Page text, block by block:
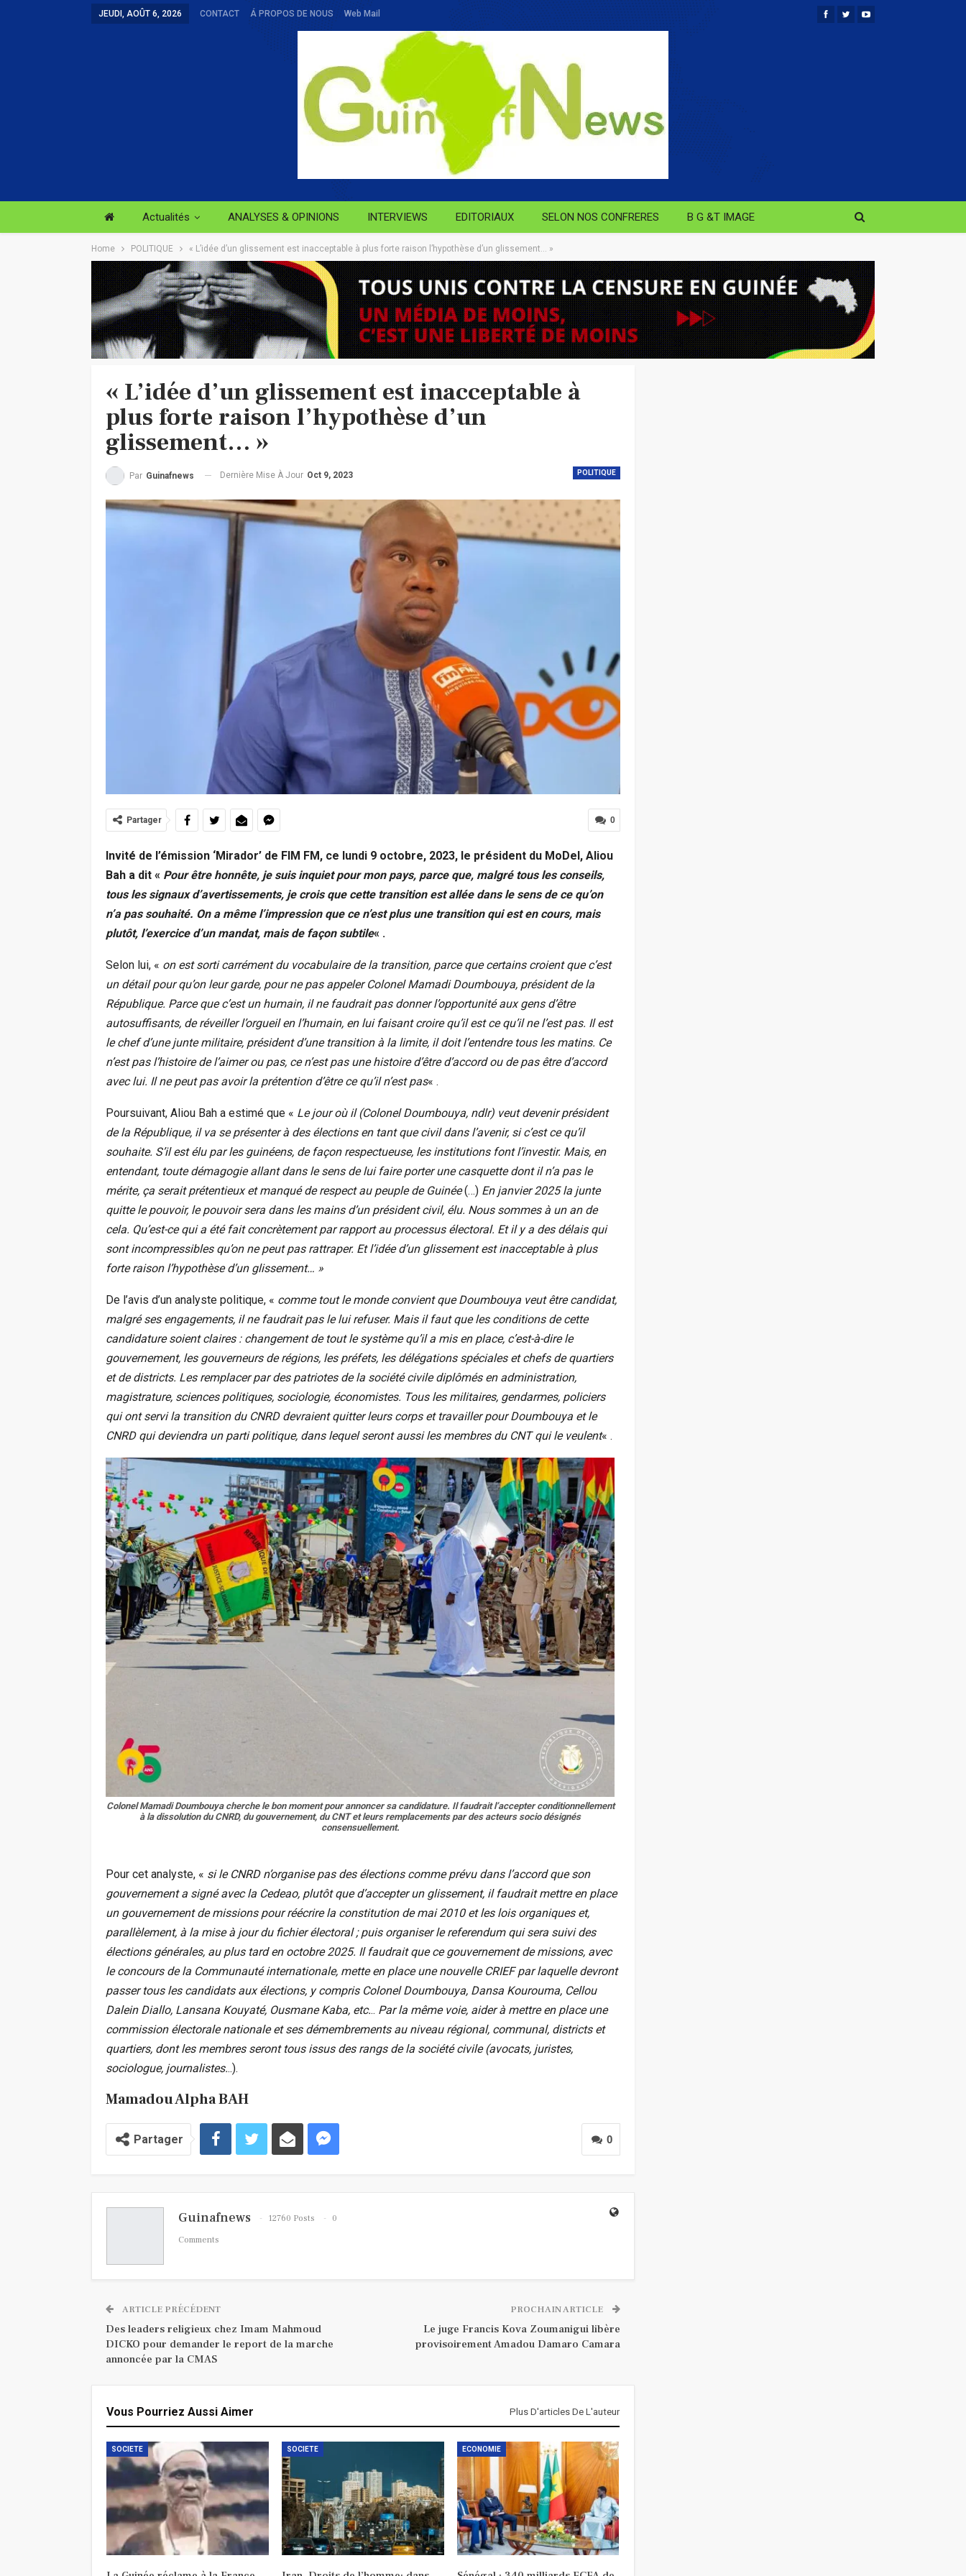
JEUDI, AOÛT 6, 2026 CONTACT Á PROPOS DE NOUS Web Mail
Actualités ANALYSES & OPINIONS INTERVIEWS EDITORIAUX SELON NOS CONFRERES B G &T IMAGE
Home POLITIQUE « L’idée d’un glissement est inacceptable à plus forte raison l’hypothèse d’un glissement… »
« L’idée d’un glissement est inacceptable à
plus forte raison l’hypothèse d’un
glissement… »
POLITIQUE
Par Guinafnews Dernière Mise À Jour Oct 9, 2023
0
Partager
Invité de l’émission ‘Mirador’ de FIM FM, ce lundi 9 octobre, 2023, le président du MoDel, Aliou
Bah a dit « Pour être honnête, je suis inquiet pour mon pays, parce que, malgré tous les conseils,
tous les signaux d’avertissements, je crois que cette transition est allée dans le sens de ce qu’on
n’a pas souhaité. On a même l’impression que ce n’est plus une transition qui est en cours, mais
plutôt, l’exercice d’un mandat, mais de façon subtile« .
Selon lui, « on est sorti carrément du vocabulaire de la transition, parce que certains croient que c’est
un détail pour qu’on leur garde, pour ne pas appeler Colonel Mamadi Doumbouya, président de la
République. Parce que c’est un humain, il ne faudrait pas donner l’opportunité aux gens d’être
autosuffisants, de réveiller l’orgueil en l’humain, en lui faisant croire qu’il est ce qu’il ne l’est pas. Il est
le chef d’une junte militaire, président d’une transition à la limite, il doit l’entendre tous les matins. Ce
n’est pas l’histoire de l’aimer ou pas, ce n’est pas une histoire d’être d’accord ou de pas être d’accord
avec lui. Il ne peut pas avoir la prétention d’être ce qu’il n’est pas« .
Poursuivant, Aliou Bah a estimé que « Le jour où il (Colonel Doumbouya, ndlr) veut devenir président
de la République, il va se présenter à des élections en tant que civil dans l’avenir, si c’est ce qu’il
souhaite. S’il est élu par les guinéens, de façon respectueuse, les institutions font l’investir. Mais, en
entendant, toute démagogie allant dans le sens de lui faire porter une casquette dont il n’a pas le
mérite, ça serait prétentieux et manqué de respect au peuple de Guinée(…) En janvier 2025 la junte
quitte le pouvoir, le pouvoir sera dans les mains d’un président civil, élu. Nous sommes à un an de
cela. Qu’est-ce qui a été fait concrètement par rapport au processus électoral. Et il y a des délais qui
sont incompressibles qu’on ne peut pas rattraper. Et l’idée d’un glissement est inacceptable à plus
forte raison l’hypothèse d’un glissement… »
De l’avis d’un analyste politique, « comme tout le monde convient que Doumbouya veut être candidat,
malgré ses engagements, il ne faudrait pas le lui refuser. Mais il faut que les conditions de cette
candidature soient claires : changement de tout le système qu’il a mis en place, c’est-à-dire le
gouvernement, les gouverneurs de régions, les préfets, les délégations spéciales et chefs de quartiers
et de districts. Les remplacer par des patriotes de la société civile diplômés en administration,
magistrature, sciences politiques, sociologie, économistes. Tous les militaires, gendarmes, policiers
qui ont servi la transition du CNRD devraient quitter leurs corps et travailler pour Doumbouya et le
CNRD qui deviendra un parti politique, dans lequel seront aussi les membres du CNT qui le veulent« .
Colonel Mamadi Doumbouya cherche le bon moment pour annoncer sa candidature. Il faudrait l’accepter conditionnellement
à la dissolution du CNRD, du gouvernement, du CNT et leurs remplacements par des acteurs socio désignés
consensuellement.
Pour cet analyste, « si le CNRD n’organise pas des élections comme prévu dans l’accord que son
gouvernement a signé avec la Cedeao, plutôt que d’accepter un glissement, il faudrait mettre en place
un gouvernement de missions pour réécrire la constitution de mai 2010 et les lois organiques et,
parallèlement, à la mise à jour du fichier électoral ; puis organiser le referendum qui sera suivi des
élections générales, au plus tard en octobre 2025. Il faudrait que ce gouvernement de missions, avec
le concours de la Communauté internationale, mette en place une nouvelle CRIEF par laquelle devront
passer tous les candidats aux élections, y compris Colonel Doumbouya, Dansa Kourouma, Cellou
Dalein Diallo, Lansana Kouyaté, Ousmane Kaba, etc... Par la même voie, aider à mettre en place une
commission électorale nationale et ses démembrements au niveau régional, communal, districts et
quartiers, dont les membres seront tous issus des rangs de la société civile (avocats, juristes,
sociologue, journalistes...).
Mamadou Alpha BAH
0
Partager
Guinafnews 12760 Posts
0
Comments
ARTICLE PRÉCÉDENT
Des leaders religieux chez Imam Mahmoud
DICKO pour demander le report de la marche
annoncée par la CMAS
PROCHAIN ARTICLE
Le juge Francis Kova Zoumanigui libère
provisoirement Amadou Damaro Camara
Vous Pourriez Aussi Aimer Plus D'articles De L'auteur
SOCIETE SOCIETE ECONOMIE